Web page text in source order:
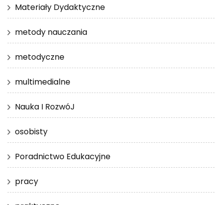
Materiały Dydaktyczne
metody nauczania
metodyczne
multimedialne
Nauka I RozwóJ
osobisty
Poradnictwo Edukacyjne
pracy